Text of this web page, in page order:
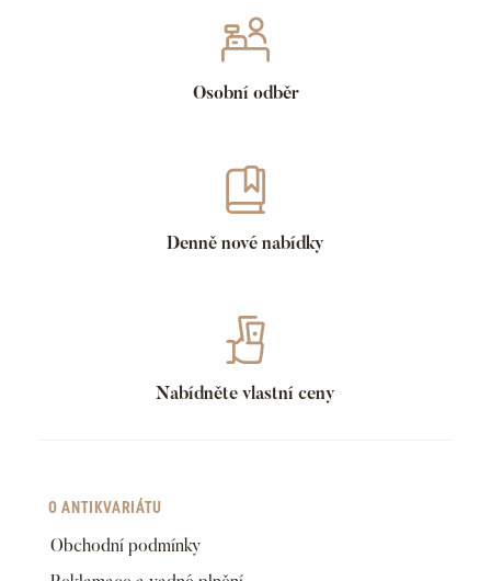
Osobní odběr
Denně nové nabídky
Nabídněte vlastní ceny
O ANTIKVARIÁTU
Obchodní podmínky